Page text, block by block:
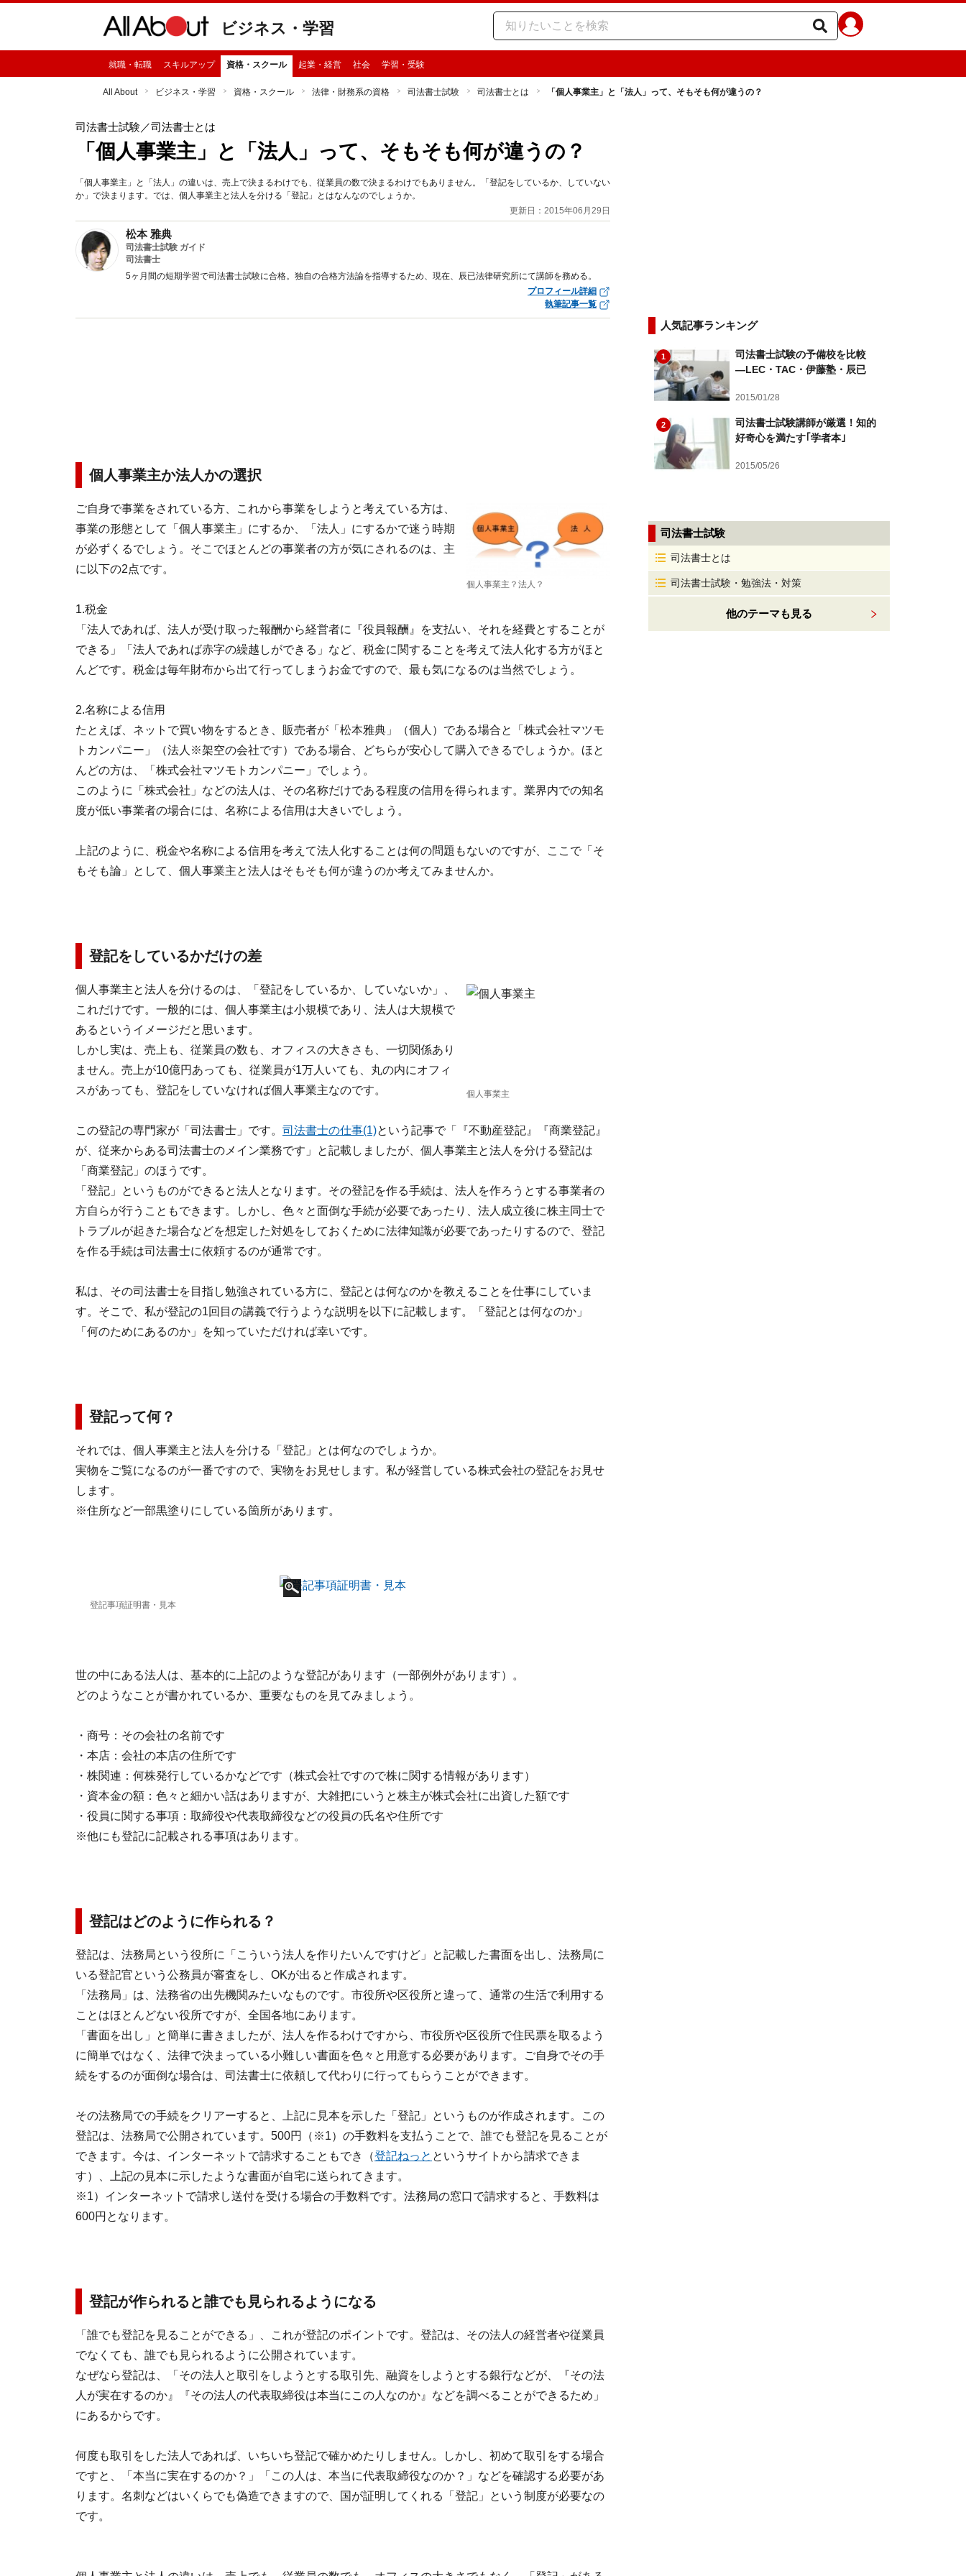
ビジネス・学習
就職・転職 スキルアップ 資格・スクール 起業・経営 社会 学習・受験
All About ビジネス・学習 資格・スクール 法律・財務系の資格 司法書士試験 司法書士とは 「個人事業主」と「法人」って、そもそも何が違うの？
司法書士試験 ／司法書士とは
「個人事業主」と「法人」って、そもそも何が違うの？
「個人事業主」と「法人」の違いは、売上で決まるわけでも、従業員の数で決まるわけでもありません。「登記をしているか、していない
か」で決まります。では、個人事業主と法人を分ける「登記」とはなんなのでしょうか。
更新日：2015年06月29日
松本 雅典
司法書士試験 ガイド
司法書士
5ヶ月間の短期学習で司法書士試験に合格。独自の合格方法論を指導するため、現在、辰已法律研究所にて講師を務める。
プロフィール詳細
執筆記事一覧
個人事業主か法人かの選択
個人事業主？法人？
ご自身で事業をされている方、これから事業をしようと考えている方は、
事業の形態として「個人事業主」にするか、「法人」にするかで迷う時期
が必ずくるでしょう。そこでほとんどの事業者の方が気にされるのは、主
に以下の2点です。
1.税金
「法人であれば、法人が受け取った報酬から経営者に『役員報酬』を支払い、それを経費とすることが
できる」「法人であれば赤字の繰越しができる」など、税金に関することを考えて法人化する方がほと
んどです。税金は毎年財布から出て行ってしまうお金ですので、最も気になるのは当然でしょう。
2.名称による信用
たとえば、ネットで買い物をするとき、販売者が「松本雅典」（個人）である場合と「株式会社マツモ
トカンパニー」（法人※架空の会社です）である場合、どちらが安心して購入できるでしょうか。ほと
んどの方は、「株式会社マツモトカンパニー」でしょう。
このように「株式会社」などの法人は、その名称だけである程度の信用を得られます。業界内での知名
度が低い事業者の場合には、名称による信用は大きいでしょう。
上記のように、税金や名称による信用を考えて法人化することは何の問題もないのですが、ここで「そ
もそも論」として、個人事業主と法人はそもそも何が違うのか考えてみませんか。
登記をしているかだけの差
個人事業主
個人事業主と法人を分けるのは、「登記をしているか、していないか」、
これだけです。一般的には、個人事業主は小規模であり、法人は大規模で
あるというイメージだと思います。
しかし実は、売上も、従業員の数も、オフィスの大きさも、一切関係あり
ません。売上が10億円あっても、従業員が1万人いても、丸の内にオフィ
スがあっても、登記をしていなければ個人事業主なのです。
この登記の専門家が「司法書士」です。 司法書士の仕事(1)という記事で「『不動産登記』『商業登記』
が、従来からある司法書士のメイン業務です」と記載しましたが、個人事業主と法人を分ける登記は
「商業登記」のほうです。
「登記」というものができると法人となります。その登記を作る手続は、法人を作ろうとする事業者の
方自らが行うこともできます。しかし、色々と面倒な手続が必要であったり、法人成立後に株主同士で
トラブルが起きた場合などを想定した対処をしておくために法律知識が必要であったりするので、登記
を作る手続は司法書士に依頼するのが通常です。
私は、その司法書士を目指し勉強されている方に、登記とは何なのかを教えることを仕事にしていま
す。そこで、私が登記の1回目の講義で行うような説明を以下に記載します。「登記とは何なのか」
「何のためにあるのか」を知っていただければ幸いです。
登記って何？
それでは、個人事業主と法人を分ける「登記」とは何なのでしょうか。
実物をご覧になるのが一番ですので、実物をお見せします。私が経営している株式会社の登記をお見せ
します。
※住所など一部黒塗りにしている箇所があります。
登記事項証明書・見本
世の中にある法人は、基本的に上記のような登記があります（一部例外があります）。
どのようなことが書かれているか、重要なものを見てみましょう。
・商号：その会社の名前です
・本店：会社の本店の住所です
・株関連：何株発行しているかなどです（株式会社ですので株に関する情報があります）
・資本金の額：色々と細かい話はありますが、大雑把にいうと株主が株式会社に出資した額です
・役員に関する事項：取締役や代表取締役などの役員の氏名や住所です
※他にも登記に記載される事項はあります。
登記はどのように作られる？
登記は、法務局という役所に「こういう法人を作りたいんですけど」と記載した書面を出し、法務局に
いる登記官という公務員が審査をし、OKが出ると作成されます。
「法務局」は、法務省の出先機関みたいなものです。市役所や区役所と違って、通常の生活で利用する
ことはほとんどない役所ですが、全国各地にあります。
「書面を出し」と簡単に書きましたが、法人を作るわけですから、市役所や区役所で住民票を取るよう
に簡単ではなく、法律で決まっている小難しい書面を色々と用意する必要があります。ご自身でその手
続をするのが面倒な場合は、司法書士に依頼して代わりに行ってもらうことができます。
その法務局での手続をクリアーすると、上記に見本を示した「登記」というものが作成されます。この
登記は、法務局で公開されています。500円（※1）の手数料を支払うことで、誰でも登記を見ることが
できます。今は、インターネットで請求することもでき（登記ねっと というサイトから請求できま
す）、上記の見本に示したような書面が自宅に送られてきます。
※1）インターネットで請求し送付を受ける場合の手数料です。法務局の窓口で請求すると、手数料は
600円となります。
登記が作られると誰でも見られるようになる
「誰でも登記を見ることができる」、これが登記のポイントです。登記は、その法人の経営者や従業員
でなくても、誰でも見られるように公開されています。
なぜなら登記は、「その法人と取引をしようとする取引先、融資をしようとする銀行などが、『その法
人が実在するのか』『その法人の代表取締役は本当にこの人なのか』などを調べることができるため」
にあるからです。
何度も取引をした法人であれば、いちいち登記で確かめたりしません。しかし、初めて取引をする場合
ですと、「本当に実在するのか？」「この人は、本当に代表取締役なのか？」などを確認する必要があ
ります。名刺などはいくらでも偽造できますので、国が証明してくれる「登記」という制度が必要なの
です。
人気記事ランキング
1
司法書士試験の予備校を比較
―LEC・TAC・伊藤塾・辰已
2015/01/28
2
司法書士試験講師が厳選！知的
好奇心を満たす｢学者本｣
2015/05/26
司法書士試験
司法書士とは
司法書士試験・勉強法・対策
他のテーマも見る